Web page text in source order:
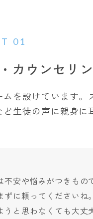
01
カウンセリ
を設けています。
生徒の声に親身に
不安や悩みがつきもの
ずに頼ってくださいね
うと思わなくても大丈